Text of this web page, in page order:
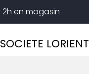
en magasin
SOCIETE LORIENT